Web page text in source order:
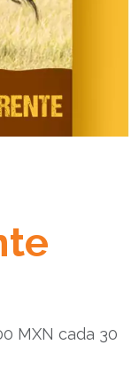
MXN cada 30